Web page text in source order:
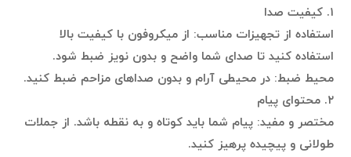
۱. کیفیت صدا
استفاده از تجهیزات مناسب: از میکروفون با کیفیت بالا
استفاده کنید تا صدای شما واضح و بدون نویز ضبط شود.
محیط ضبط: در محیطی آرام و بدون صداهای مزاحم ضبط کنید.
۲. محتوای پیام
مختصر و مفید: پیام شما باید کوتاه و به نقطه باشد. از جملات
طولانی و پیچیده پرهیز کنید.